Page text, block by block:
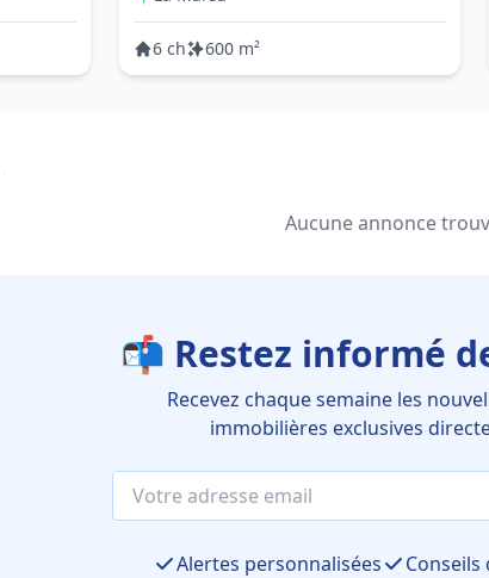
6 ch 600 m²
Aucune annonce
📬 Restez informé
Recevez chaque semaine les
immobilières exclusives
Alertes personnalisées Conseils